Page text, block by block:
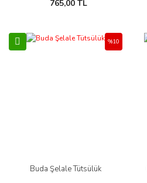
765,00 TL
Buda Şelale Tütsülük
%10